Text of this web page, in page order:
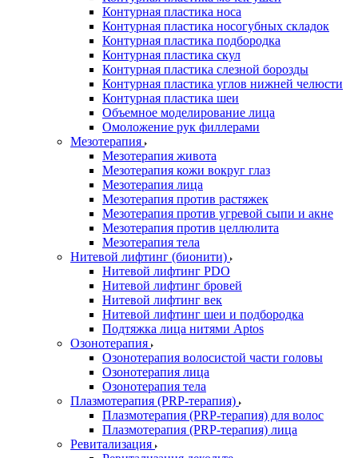
Контурная пластика носа
Контурная пластика носогубных складок
Контурная пластика подбородка
Контурная пластика скул
Контурная пластика слезной борозды
Контурная пластика углов нижней челюсти
Контурная пластика шеи
Объемное моделирование лица
Омоложение рук филлерами
Мезотерапия
Мезотерапия живота
Мезотерапия кожи вокруг глаз
Мезотерапия лица
Мезотерапия против растяжек
Мезотерапия против угревой сыпи и акне
Мезотерапия против целлюлита
Мезотерапия тела
Нитевой лифтинг (бионити)
Нитевой лифтинг PDO
Нитевой лифтинг бровей
Нитевой лифтинг век
Нитевой лифтинг шеи и подбородка
Подтяжка лица нитями Aptos
Озонотерапия
Озонотерапия волосистой части головы
Озонотерапия лица
Озонотерапия тела
Плазмотерапия (PRP-терапия)
Плазмотерапия (PRP-терапия) для волос
Плазмотерапия (PRP-терапия) лица
Ревитализация